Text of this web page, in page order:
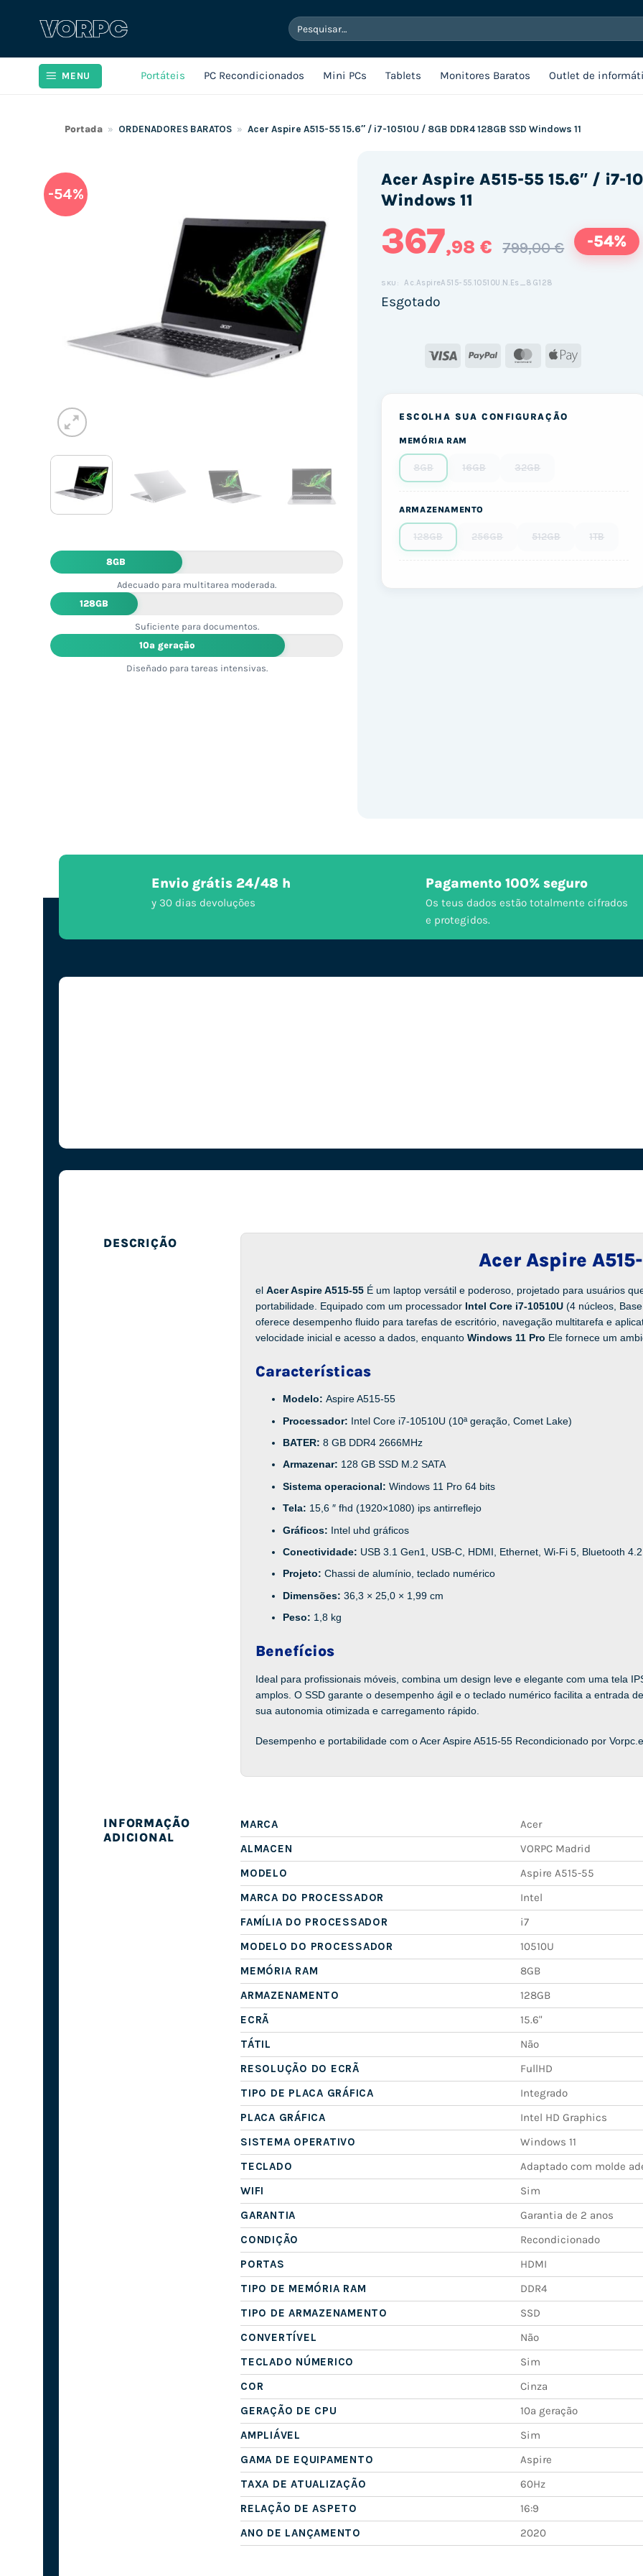
Pesquisar
por:
MENU Portáteis PC Recondicionados Mini PCs Tablets Monitores Baratos Outlet de
Portada » ORDENADORES BARATOS » Acer Aspire A515-55 15.6″ / i7-10510U / 8GB DDR4 128GB SSD Windows 11
-54%
8GB
Adecuado para multitarea moderada.
128GB
Suficiente para documentos.
10ª geração
Diseñado para tareas intensivas.
Acer Aspire A515-55 15.6″ / i7-
Windows 11
367,98 € 799,00 € -54%
SKU: Ac.AspireA515-55.10510U.N.Es_8G128
Esgotado
Visa PayPal MasterCard
Apple
ESCOLHA SUA CONFIGURAÇÃO
MEMÓRIA RAM
8GB 16GB 32GB
ARMAZENAMENTO
128GB 256GB 512GB 1TB
Envio grátis 24/48 h
y 30 dias devoluções
Pagamento 100% seguro
Os teus dados estão totalmente cifrados
e protegidos.
DESCRIÇÃO
Acer Aspire
el Acer Aspire A515-55 É um laptop versátil e poderoso, projetado para usuários
portabilidade. Equipado com um processador Intel Core i7-10510U (4 núcleos,
oferece desempenho fluido para tarefas de escritório, navegação multitarefa e
velocidade inicial e acesso a dados, enquanto Windows 11 Pro Ele fornece um
Características
Modelo:Aspire A515-55
Processador: Intel Core i7-10510U (10ª geração, Comet Lake)
BATER:8 GB DDR4 2666MHz
Armazenar: 128 GB SSD M.2 SATA
Sistema operacional:Windows 11 Pro 64 bits
Tela: 15,6 ″ fhd (1920×1080) ips antirreflejo
Gráficos: Intel uhd gráficos
Conectividade: USB 3.1 Gen1, USB-C, HDMI, Ethernet, Wi-Fi 5, Bluetooth 4.2
Projeto:Chassi de alumínio, teclado numérico
Dimensões:36,3 × 25,0 × 1,99 cm
Peso: 1,8 kg
Benefícios
Ideal para profissionais móveis, combina um design leve e elegante com uma tela
amplos. O SSD garante o desempenho ágil e o teclado numérico facilita a entrada
sua autonomia otimizada e carregamento rápido.
Desempenho e portabilidade com o Acer Aspire A515-55 Recondicionado por
INFORMAÇÃO
ADICIONAL
MARCA
Acer
ALMACEN
VORPC Madrid
MODELO
Aspire A515-55
MARCA DO PROCESSADOR
Intel
FAMÍLIA DO PROCESSADOR
i7
MODELO DO PROCESSADOR
10510U
MEMÓRIA RAM
8GB
ARMAZENAMENTO
128GB
ECRÃ
15.6"
TÁTIL
Não
RESOLUÇÃO DO ECRÃ
FullHD
TIPO DE PLACA GRÁFICA
Integrado
PLACA GRÁFICA
Intel HD Graphics
SISTEMA OPERATIVO
Windows 11
TECLADO
Adaptado com molde
WIFI
Sim
GARANTIA
Garantia de 2 anos
CONDIÇÃO
Recondicionado
PORTAS
HDMI
TIPO DE MEMÓRIA RAM
DDR4
TIPO DE ARMAZENAMENTO
SSD
CONVERTÍVEL
Não
TECLADO NÚMERICO
Sim
COR
Cinza
GERAÇÃO DE CPU
10ª geração
AMPLIÁVEL
Sim
GAMA DE EQUIPAMENTO
Aspire
TAXA DE ATUALIZAÇÃO
60Hz
RELAÇÃO DE ASPETO
16:9
ANO DE LANÇAMENTO
2020